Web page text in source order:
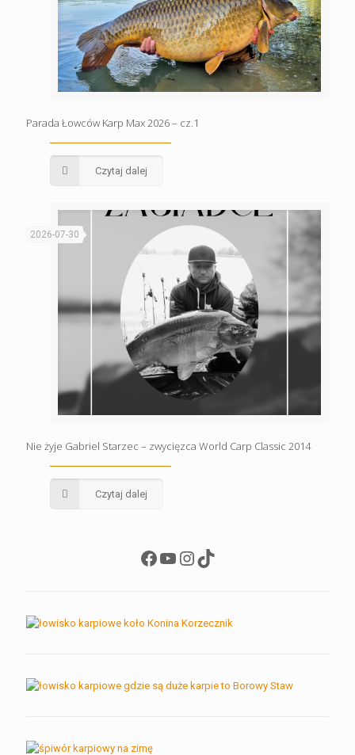
Parada Łowców Karp Max 2026 – cz.1
Czytaj dalej
2026-07-30
Nie żyje Gabriel Starzec – zwycięzca World Carp Classic 2014
Czytaj dalej
Facebook
YouTube
Instagram
TikTok